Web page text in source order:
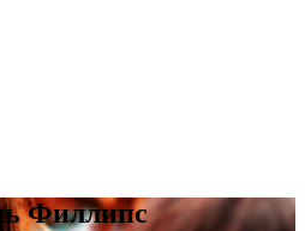
Филлипс